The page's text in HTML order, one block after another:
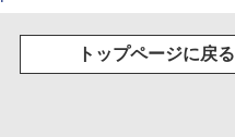
トップページに戻る